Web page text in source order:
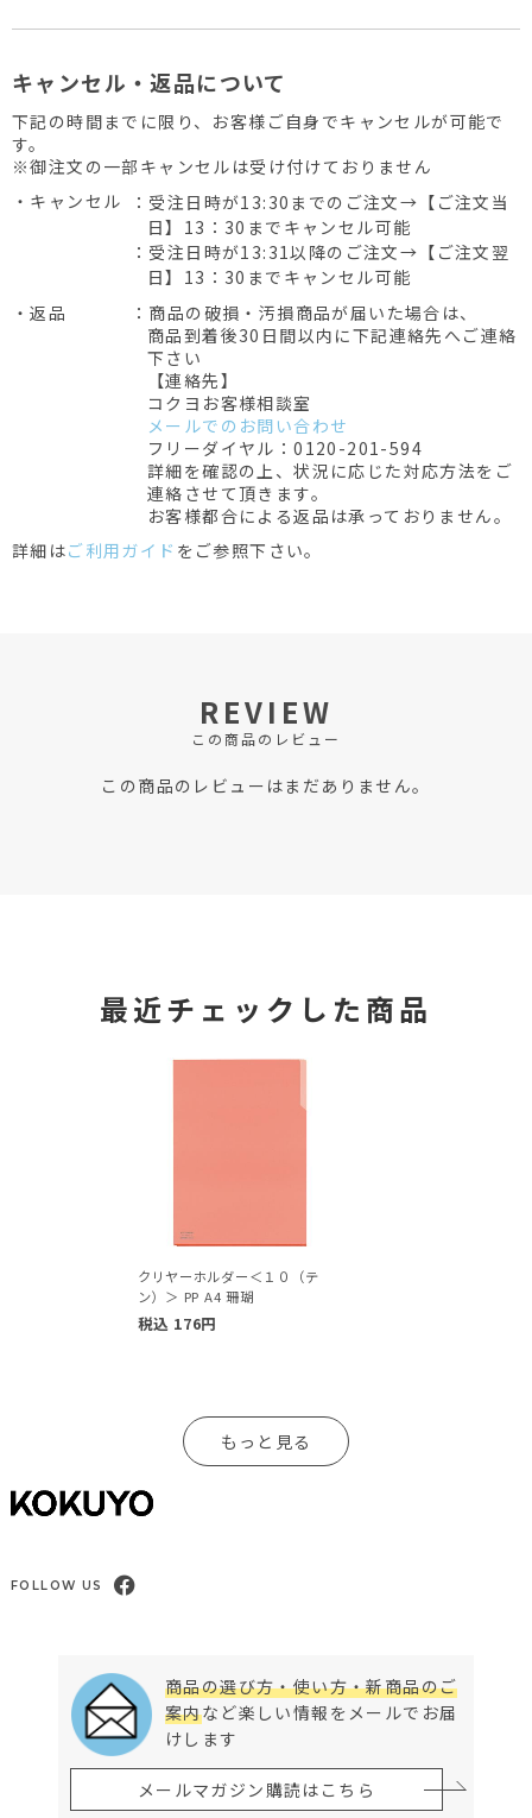
キャンセル・返品について
下記の時間までに限り、お客様ご自身でキャンセルが可能で
す。
※御注文の一部キャンセルは受け付けておりません
・キャンセル
：受注日時が13:30までのご注文→【ご注文当
日】13：30までキャンセル可能
：受注日時が13:31以降のご注文→【ご注文翌
日】13：30までキャンセル可能
・返品
：商品の破損・汚損商品が届いた場合は、
商品到着後30日間以内に下記連絡先へご連絡
下さい
【連絡先】
コクヨお客様相談室
メールでのお問い合わせ
フリーダイヤル：0120-201-594
詳細を確認の上、状況に応じた対応方法をご
連絡させて頂きます。
お客様都合による返品は承っておりません。
詳細はご利用ガイド をご参照下さい。
REVIEW
この商品のレビュー
この商品のレビューはまだありません。
最近チェックした商品
クリヤーホルダー＜１０（テ
ン）＞ PP A4 珊瑚
税込 176円
もっと見る
FOLLOW US
商品の選び方・使い方・新商品のご
案内など楽しい情報をメールでお届
けします
メールマガジン購読はこちら